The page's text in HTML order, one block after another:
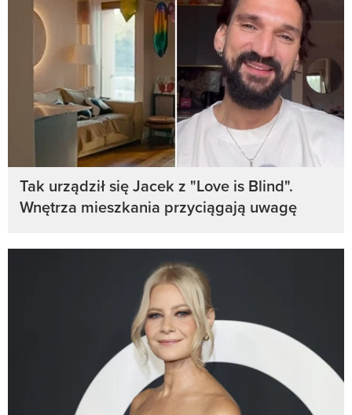
Tak urządził się Jacek z "Love is Blind".
Wnętrza mieszkania przyciągają uwagę